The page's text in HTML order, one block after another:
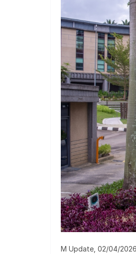
M Update, 02/04/2026